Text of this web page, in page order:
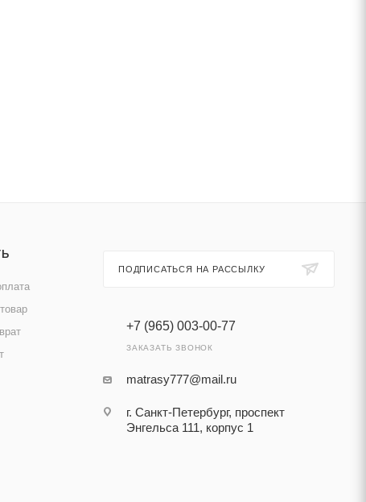
ПОДПИСАТЬСЯ НА РАССЫЛКУ
+7 (965) 003-00-77
ЗАКАЗАТЬ ЗВОНОК
matrasy777@mail.ru
г. Санкт-Петербург, проспект
Энгельса 111, корпус 1